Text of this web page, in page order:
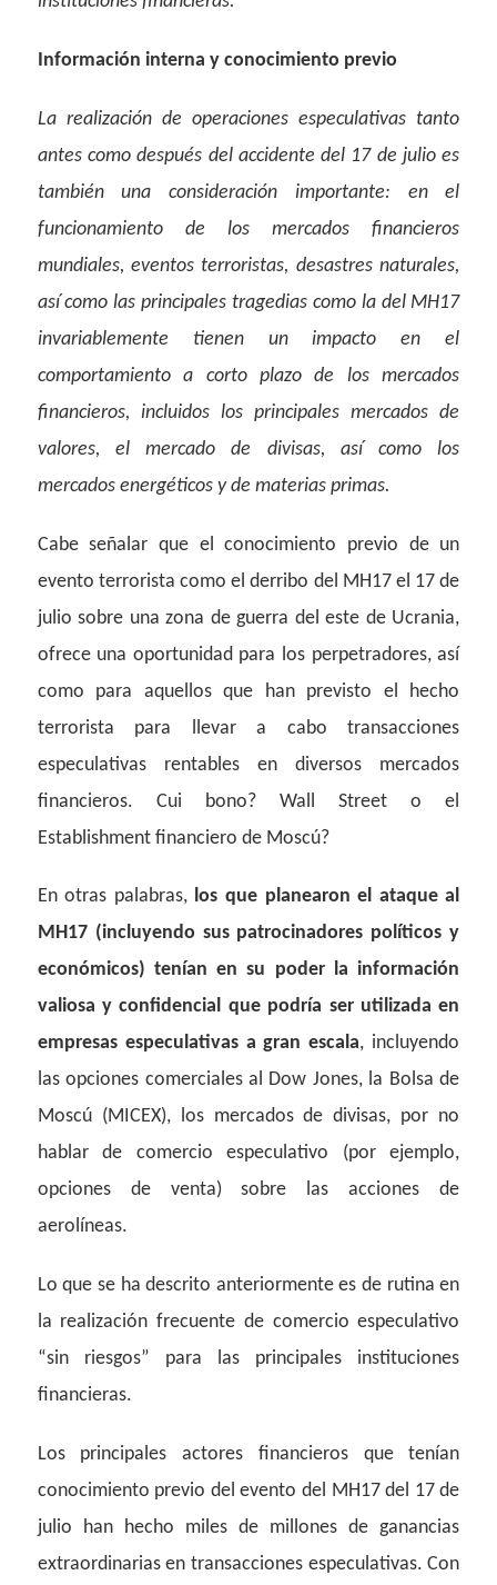
Información interna y conocimiento previo
La realización de operaciones especulativas tanto
antes como después del accidente del 17 de julio es
también una consideración importante: en el
funcionamiento de los mercados financieros
mundiales, eventos terroristas, desastres naturales,
así como las principales tragedias como la del MH17
invariablemente tienen un impacto en el
comportamiento a corto plazo de los mercados
financieros, incluidos los principales mercados de
valores, el mercado de divisas, así como los
mercados energéticos y de materias primas.
Cabe señalar que el conocimiento previo de un
evento terrorista como el derribo del MH17 el 17 de
julio sobre una zona de guerra del este de Ucrania,
ofrece una oportunidad para los perpetradores, así
como para aquellos que han previsto el hecho
terrorista para llevar a cabo transacciones
especulativas rentables en diversos mercados
financieros. Cui bono? Wall Street o el
Establishment financiero de Moscú?
En otras palabras, los que planearon el ataque al
MH17 (incluyendo sus patrocinadores políticos y
económicos) tenían en su poder la información
valiosa y confidencial que podría ser utilizada en
empresas especulativas a gran escala, incluyendo
las opciones comerciales al Dow Jones, la Bolsa de
Moscú (MICEX), los mercados de divisas, por no
hablar de comercio especulativo (por ejemplo,
opciones de venta) sobre las acciones de
aerolíneas.
Lo que se ha descrito anteriormente es de rutina en
la realización frecuente de comercio especulativo
“sin riesgos” para las principales instituciones
financieras.
Los principales actores financieros que tenían
conocimiento previo del evento del MH17 del 17 de
julio han hecho miles de millones de ganancias
extraordinarias en transacciones especulativas. Con